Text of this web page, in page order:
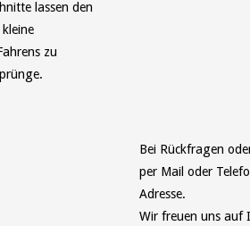
lassen den
zu
Bei Rückfragen
per Mail oder
Adresse.
Wir freuen uns auf